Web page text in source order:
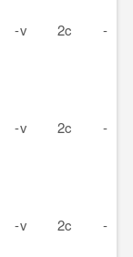
-v 2c -
-v 2c -
-v 2c -